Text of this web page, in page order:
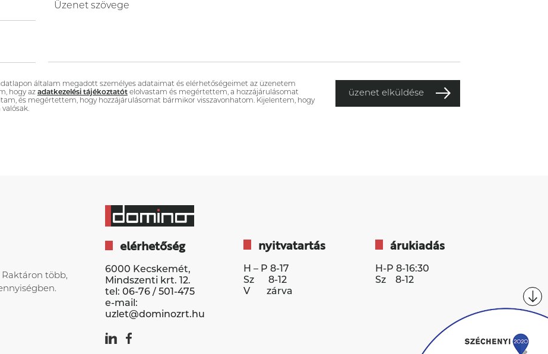
Üzenet szövege
általam megadott személyes adataimat és elérhetőségeimet az üzenetem
hogy az adatkezelési tájékoztatótelolvastam és megértettem, a hozzájárulásomat
és megértettem, hogy hozzájárulásomat bármikor visszavonhatom. Kijelentem, hogy
üzenet elküldése
több,
elérhetőség
6000 Kecskemét,
Mindszenti krt. 12.
tel: 06-76 / 501-475
e-mail:
uzlet@dominozrt.hu
nyitvatartás
H – P 8-17
Sz 8-12
V zárva
árukiadás
H-P 8-16:30
Sz 8-12